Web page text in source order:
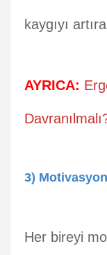
kaygıyı
AYRICA:
3)
Her bireyi